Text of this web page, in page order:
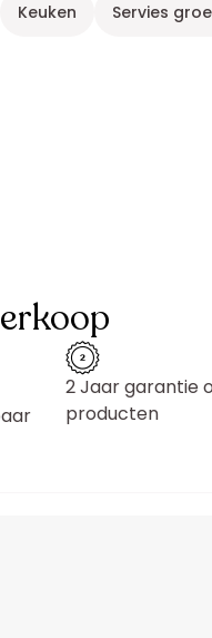
Keuken Servies
2 Jaar garantie
producten